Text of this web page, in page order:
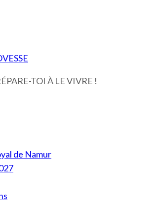
TOI À LE VIVRE !
de Namur